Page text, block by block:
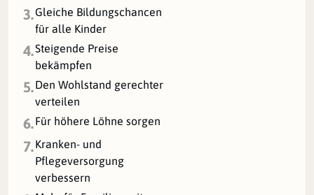
3.Gleiche Bildungschancen
für alle Kinder
4.Steigende Preise
bekämpfen
5.Den Wohlstand gerechter
verteilen
6.Für höhere Löhne sorgen
7.Kranken- und
Pflegeversorgung
verbessern